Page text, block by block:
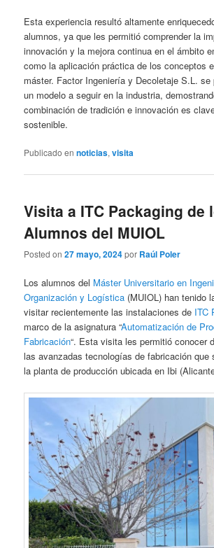
Esta experiencia resultó altamente
alumnos, ya que les permitió comprender la
innovación y la mejora continua en el ámbito
como la aplicación práctica de los conceptos
máster. Factor Ingeniería y Decoletaje S.L.
un modelo a seguir en la industria,
combinación de tradición e innovación es
sostenible.
Publicado en noticias,visita
Visita a ITC Packaging de
Alumnos del MUIOL
Posted on27 mayo, 2024por Raúl Poler
Los alumnos del Máster Universitario en
Organización y Logística (MUIOL) han tenido
visitar recientemente las instalaciones de ITC
marco de la asignatura “Automatización de
Fabricación“. Esta visita les permitió conocer
las avanzadas tecnologías de fabricación que
la planta de producción ubicada en Ibi